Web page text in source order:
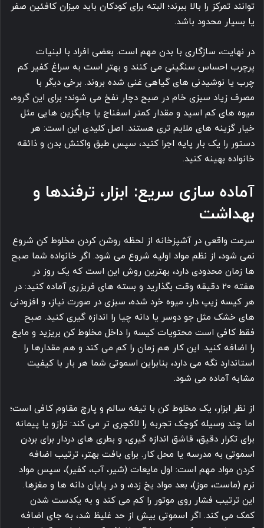
توانند تمرکز را بالا ببرند؛ البته برای کودکان باید میزان کافئین صفر
یا بسیار محدود باشد.
در نهایت، سازگاری با بدن مهم است. بعضی افراد با لبنیات
پرچرب احساس سنگینی می کنند و بهتر است به سراغ کفیر کم
چرب یا نوشیدنی های گیاهی غنی شده بروند. برخی دیگر با
مصرف زیاد سبزی خام در صبح دچار نفخ می شوند؛ برای این گروه،
میوه های کم اسید و مقدار کمتر اسفناج یا جایگزین هایی مثل
خیار گزینه های ملایم تری هستند. اصل کلیدی این است: هر
دستور را یک بار پایه اجرا کنید، سپس طبق واکنش بدن و ذائقه
خانواده بهینه کنید.
آماده سازی سریع: ابزار، ترفندها و
بهداشت
سرعت واقعی در آشپزخانه از لحظه روشن کردن مخلوط کن شروع
نمی شود، از نظم مواد اولیه شروع می شود. اگر خانواده شما صبح
ها زمان محدودی دارد، بهترین روش این است که یک روز در
هفته 20 دقیقه وقت بگذارید و بسته های فریزری آماده کنید: در
هر کیسه زیپ دار، میوه خرد شده، سبزی در صورت نیاز، و افزودنی
های خشک مثل جو دوسر یا دانه چیا را اندازه گیری کنید. صبح
فقط کافی است محتویات کیسه را داخل مخلوط کن بریزید و مایع
را اضافه کنید. این کار هم زمان را کم می کند و هم مقدارها را
استاندارد نگه می دارد، بنابراین اسموتی شما هر بار با کیفیت
مشابه آماده می شود.
از نظر ابزار، یک مخلوط کن با تیغه سالم و پارچ مقاوم کافی است؛
اما چند وسیله کوچک تجربه را لاکچری تر می کند: ترازو یا پیمانه
برای تکرار دقیق، قاشق اندازه گیری، و بطری های دردار برای بردن
اسموتی به مدرسه یا محل کار. برای بافت بهتر، ترتیب اضافه
کردن مواد مهم است: اول مایعات (شیر، آب، کفیر)، سپس مواد
نرم (ماست، موز)، بعد مواد یخ زده، و در پایان دانه ها و مغزها.
این ترتیب فشار روی موتور را کم می کند و به یکدست شدن
کمک می کند. اگر اسموتی بیش از حد غلیظ شد، به جای اضافه